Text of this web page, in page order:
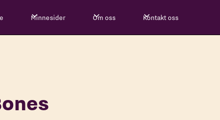
Minnesider Om oss Kontakt oss